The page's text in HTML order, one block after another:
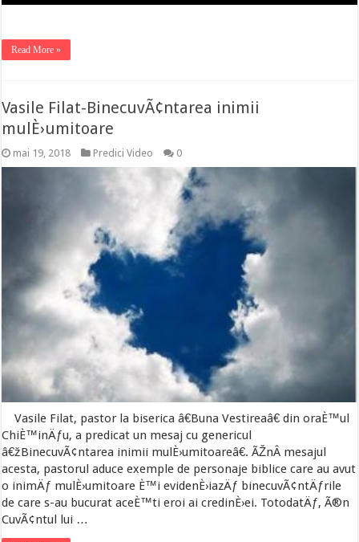
Read More »
Vasile Filat-BinecuvÃ¢ntarea inimii
mulÈ›umitoare
mai 19, 2018 Predici Video 0
Vasile Filat, pastor la biserica â€Buna Vestireaâ€ din oraÈ™ul
ChiÈ™inÄƒu, a predicat un mesaj cu genericul
â€žBinecuvÃ¢ntarea inimii mulÈ›umitoareâ€. ÃŽnÂ mesajul
acesta, pastorul aduce exemple de personaje biblice care au avut
o inimÄƒ mulÈ›umitoare È™i evidenÈ›iazÄƒ binecuvÃ¢ntÄƒrile
de care s-au bucurat aceÈ™ti eroi ai credinÈ›ei. TotodatÄƒ, Ã®n
CuvÃ¢ntul lui …